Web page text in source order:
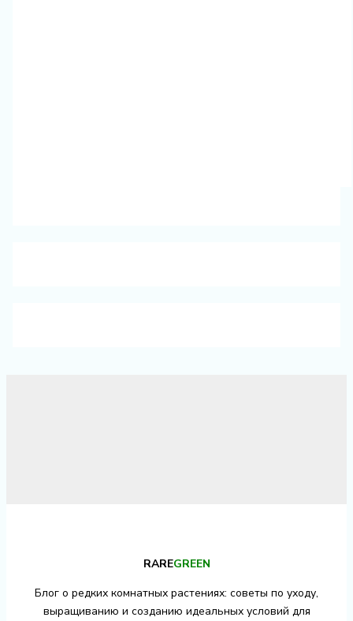
RAREGREEN
Блог о редких комнатных растениях: советы по уходу,
выращиванию и созданию идеальных условий для